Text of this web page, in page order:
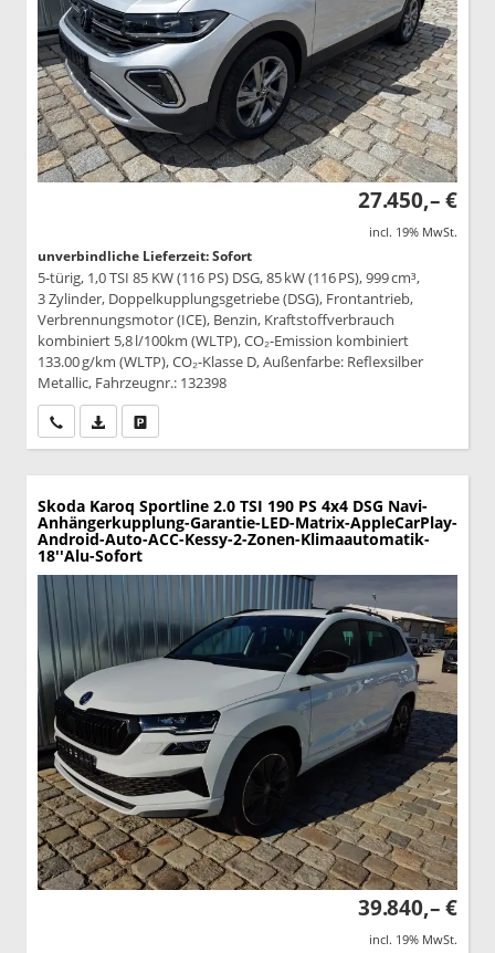
27.450,– €
incl. 19% MwSt.
unverbindliche Lieferzeit: Sofort
5-türig, 1,0 TSI 85 KW (116 PS) DSG, 85 kW (116 PS), 999 cm³,
3 Zylinder, Doppelkupplungsgetriebe (DSG), Frontantrieb,
Verbrennungsmotor (ICE), Benzin, Kraftstoffverbrauch
kombiniert 5,8 l/100km (WLTP), CO₂-Emission kombiniert
133.00 g/km (WLTP), CO₂-Klasse D, Außenfarbe: Reflexsilber
Metallic, Fahrzeugnr.: 132398
Wir rufen Sie anPDF-Datei, Fahrzeugexposé drucken
Skoda Karoq Sportline 2.0 TSI 190 PS 4x4 DSG Navi-
Anhängerkupplung-Garantie-LED-Matrix-AppleCarPlay-
Android-Auto-ACC-Kessy-2-Zonen-Klimaautomatik-
18''Alu-Sofort
39.840,– €
incl. 19% MwSt.